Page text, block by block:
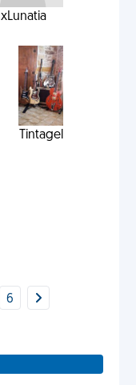
xLunatia
Tintagel
6